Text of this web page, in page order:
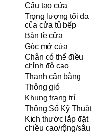
Cấu tạo cửa
Trọng lượng tối đa
của cửa tủ bếp
Bản lề cửa
Góc mở cửa
Chân có thể điều
chỉnh độ cao
Thanh cân bằng
Thông gió
Khung trang trí
Thông Số Kỹ Thuật
Kích thước lắp đặt
chiều cao/rộng/sâu